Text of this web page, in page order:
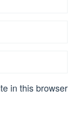
in this browser